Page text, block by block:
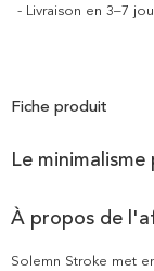
- Livraison en 3–7
Fiche produit
Le
À propos de
Solemn Stroke met